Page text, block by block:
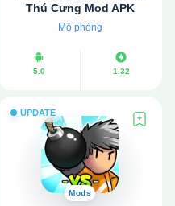
Thú Cưng Mod APK
v1.32 (Vô hạn tiền)
Mô phỏng
5.0 1.32
UPDATE
Mods